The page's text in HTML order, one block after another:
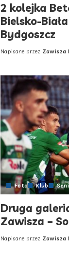
2 kolejka
Bielsko-
Bydgoszcz
Posted
Napisane przez Zawisza
Foto Klub
Druga
Zawisza –
Posted
Napisane przez Zawisza